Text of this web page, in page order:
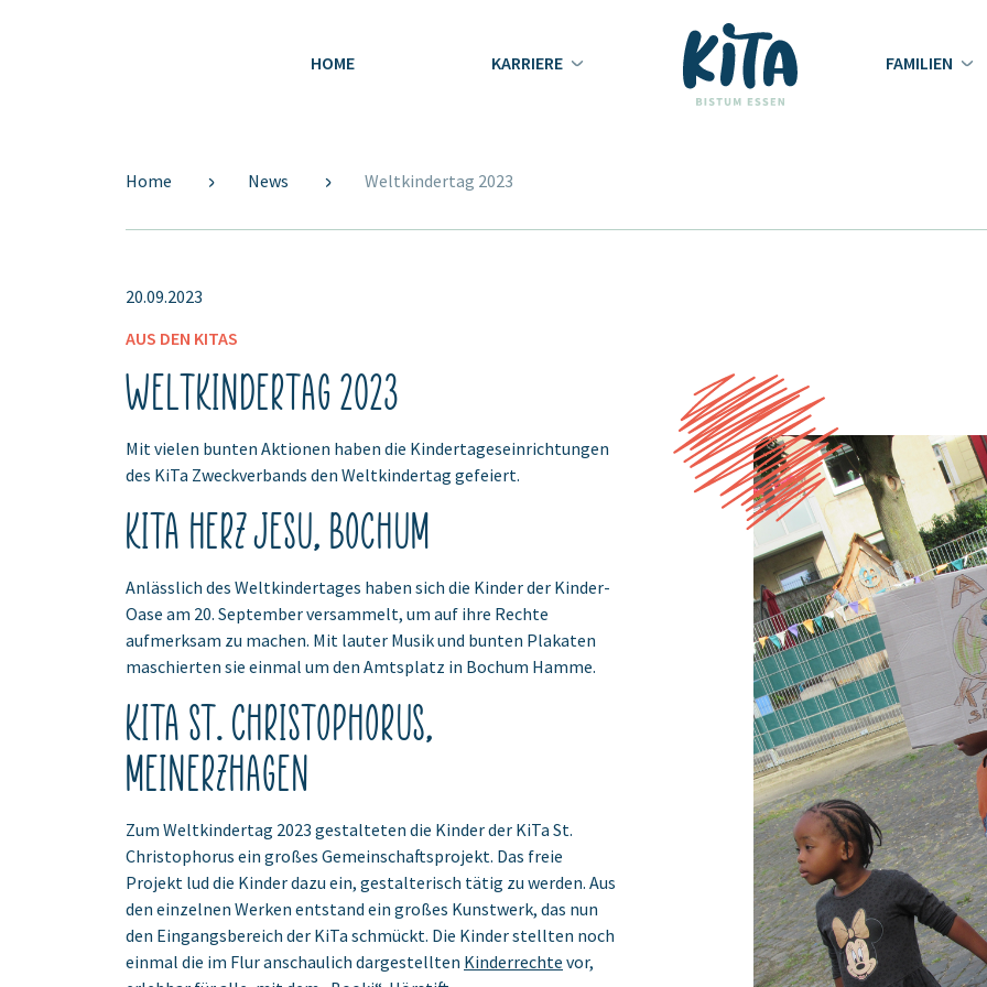
HOME KARRIERE FAMILIEN
Home News Weltkindertag 2023
20.09.2023
AUS DEN KITAS
Weltkindertag 2023
Mit vielen bunten Aktionen haben die Kindertageseinrichtungen
des KiTa Zweckverbands den Weltkindertag gefeiert.
KiTa Herz Jesu, Bochum
Anlässlich des Weltkindertages haben sich die Kinder der Kinder-
Oase am 20. September versammelt, um auf ihre Rechte
aufmerksam zu machen. Mit lauter Musik und bunten Plakaten
maschierten sie einmal um den Amtsplatz in Bochum Hamme.
KiTa St. Christophorus,
Meinerzhagen
Zum Weltkindertag 2023 gestalteten die Kinder der KiTa St.
Christophorus ein großes Gemeinschaftsprojekt. Das freie
Projekt lud die Kinder dazu ein, gestalterisch tätig zu werden. Aus
den einzelnen Werken entstand ein großes Kunstwerk, das nun
den Eingangsbereich der KiTa schmückt. Die Kinder stellten noch
einmal die im Flur anschaulich dargestellten Kinderrechte vor,